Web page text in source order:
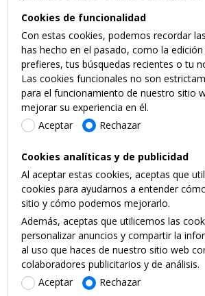
Cookies de funcionalidad
Con estas cookies, podemos recordar
has hecho en el pasado, como la
prefieres, tus búsquedas recientes o tu
Las cookies funcionales no son
para el funcionamiento de nuestro sitio
mejorar su experiencia en él.
Aceptar
Rechazar
Cookies analíticas y de publicidad
Al aceptar estas cookies, aceptas que
cookies para ayudarnos a entender
sitio y cómo podemos mejorarlo.
Además, aceptas que utilicemos las
personalizar anuncios y compartir la
al uso que haces de nuestro sitio web
colaboradores publicitarios y de análisis.
Aceptar
Rechazar